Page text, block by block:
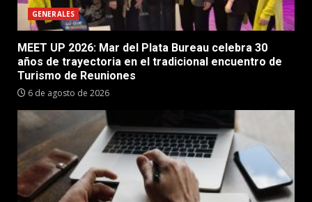
GENERALES
MEET UP 2026: Mar del Plata Bureau celebra 30
años de trayectoria en el tradicional encuentro de
Turismo de Reuniones
6 de agosto de 2026